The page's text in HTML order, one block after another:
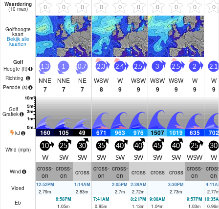
Waardering
(10 max) 0 0 0 0 0 0 0 0 0 0
Golfhoogte
kaart
Bekijk alle
kaarten
Golf
Hoogte (ft)
Richting
Periode (s)
1.3
NNE
7
1
NNE
7
0.7
NE
7
2.3
WSW
8
2.4
W
9
2.5
WSW
9
3
WSW
9
2.5
WSW
9
2
W
9
2.1
W
9
Golf
Grafiek
kJ 160 105 49 671 963 976 1507 1019 635 702
Wind (mph) 10
W
25
SW
30
SW
35
SW
40
SW
40
SW
45
SW
40
SW
25
WSW
30
W
Wind
cross-
on
cross-
on
cross cross-
on
cross-
on
cross cross cross cross-
on
on
Vloed
12:52PM
2.79m
1:14AM
2.83m
2:05PM
2.7m
2:39AM
2.72m
3:30PM
2.73m
2.77
Eb
6:58PM
1.05m
7:41AM
0.95m
8:21PM
1.13m
9:08AM
1.04m
9:57PM
1.03m
0.96